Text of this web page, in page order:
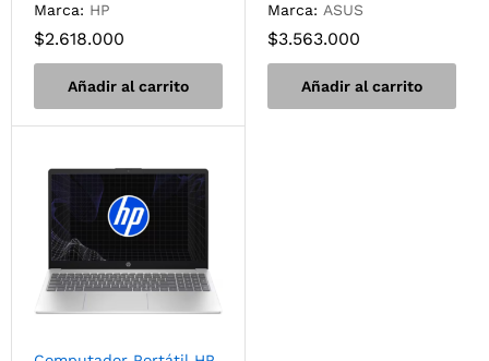
Marca: HP
$2.618.000
Añadir al carrito
Marca: ASUS
$3.563.000
Añadir al carrito